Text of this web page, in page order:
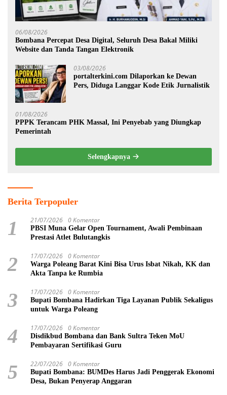
06/08/2026
Bombana Percepat Desa Digital, Seluruh Desa Bakal Miliki
Website dan Tanda Tangan Elektronik
03/08/2026
portalterkini.com Dilaporkan ke Dewan
Pers, Diduga Langgar Kode Etik Jurnalistik
01/08/2026
PPPK Terancam PHK Massal, Ini Penyebab yang Diungkap
Pemerintah
Selengkapnya
Berita Terpopuler
1 21/07/2026 0 Komentar
PBSI Muna Gelar Open Tournament, Awali Pembinaan
Prestasi Atlet Bulutangkis
2 17/07/2026 0 Komentar
Warga Poleang Barat Kini Bisa Urus Isbat Nikah, KK dan
Akta Tanpa ke Rumbia
3 17/07/2026 0 Komentar
Bupati Bombana Hadirkan Tiga Layanan Publik Sekaligus
untuk Warga Poleang
4 17/07/2026 0 Komentar
Disdikbud Bombana dan Bank Sultra Teken MoU
Pembayaran Sertifikasi Guru
5 22/07/2026 0 Komentar
Bupati Bombana: BUMDes Harus Jadi Penggerak Ekonomi
Desa, Bukan Penyerap Anggaran